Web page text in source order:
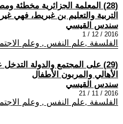
(28) المعلمة الجزائرية مخطئة
التربية والتعليم بن غبريط، فهي
سندس القيسي
2016 / 12 / 1
الفلسفة ,علم النفس , وعلم
(29) على المجتمع والدولة
الأهالي والمربون الأطفال
سندس القيسي
2016 / 11 / 21
الفلسفة ,علم النفس , وعلم